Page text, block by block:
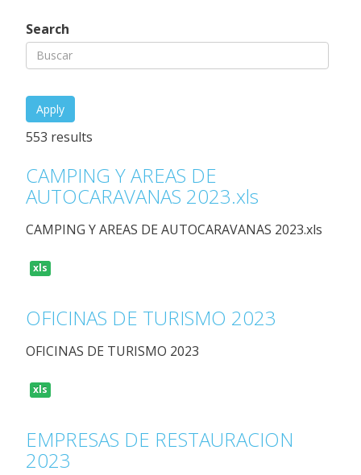
Search
553 results
CAMPING Y AREAS DE
AUTOCARAVANAS 2023.xls
CAMPING Y AREAS DE AUTOCARAVANAS 2023.xls
xls
OFICINAS DE TURISMO 2023
OFICINAS DE TURISMO 2023
xls
EMPRESAS DE RESTAURACION
2023